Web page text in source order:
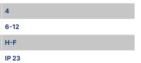
4
6-12
H-F
IP 23